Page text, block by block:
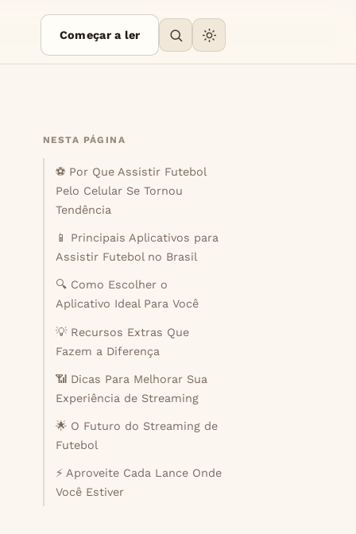
Começar a ler
NESTA PÁGINA
⚽ Por Que Assistir Futebol
Pelo Celular Se Tornou
Tendência
📱 Principais Aplicativos para
Assistir Futebol no Brasil
🔍 Como Escolher o
Aplicativo Ideal Para Você
💡 Recursos Extras Que
Fazem a Diferença
📶 Dicas Para Melhorar Sua
Experiência de Streaming
🌟 O Futuro do Streaming de
Futebol
⚡ Aproveite Cada Lance Onde
Você Estiver